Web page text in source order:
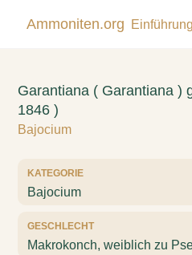
Ammoniten.org Einführung
Garantiana ( Garantiana )
1846 )
Bajocium
KATEGORIE
Bajocium
GESCHLECHT
Makrokonch, weiblich zu